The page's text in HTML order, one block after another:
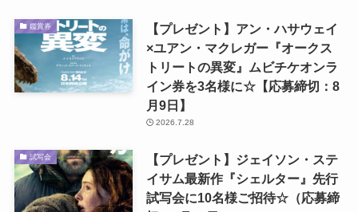
鑑賞券
【プレゼント】アン・ハサウェイ
×ユアン・マクレガー『オークス
トリートの異変』ムビチケオンラ
イン券を3名様に☆【応募締切：8
月9日】
2026.7.28
試写会
【プレゼント】ジェイソン・ステ
イサム最新作『シェルター』先行
試写会に10名様ご招待☆（応募締